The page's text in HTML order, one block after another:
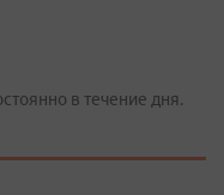
в течение дня.